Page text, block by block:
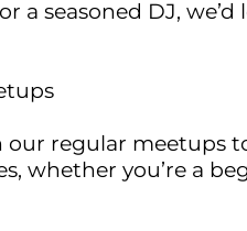
a seasoned DJ,
our regular meetups
whether you’re a